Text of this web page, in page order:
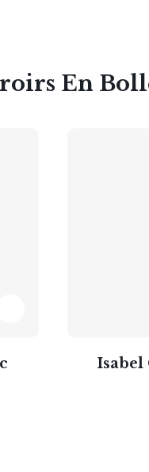
En
Isabel